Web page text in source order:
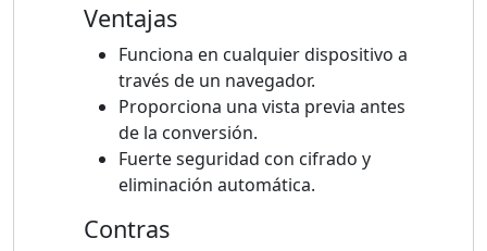
Ventajas
Funciona en cualquier dispositivo a
través de un navegador.
Proporciona una vista previa antes
de la conversión.
Fuerte seguridad con cifrado y
eliminación automática.
Contras